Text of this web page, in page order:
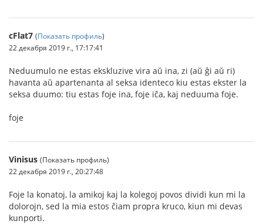
cFlat7 (Показать профиль)
22 декабря 2019 г., 17:17:41
Neduumulo ne estas ekskluzive vira aŭ ina, zi (aŭ ĝi aŭ ri)
havanta aŭ apartenanta al seksa identeco kiu estas ekster la
seksa duumo: tiu estas foje ina, foje iĉa, kaj neduuma foje.
foje
Vinisus (Показать профиль)
22 декабря 2019 г., 20:27:48
Foje la konatoj, la amikoj kaj la kolegoj povos dividi kun mi la
dolorojn, sed la mia estos ĉiam propra kruco, kiun mi devas
kunporti.